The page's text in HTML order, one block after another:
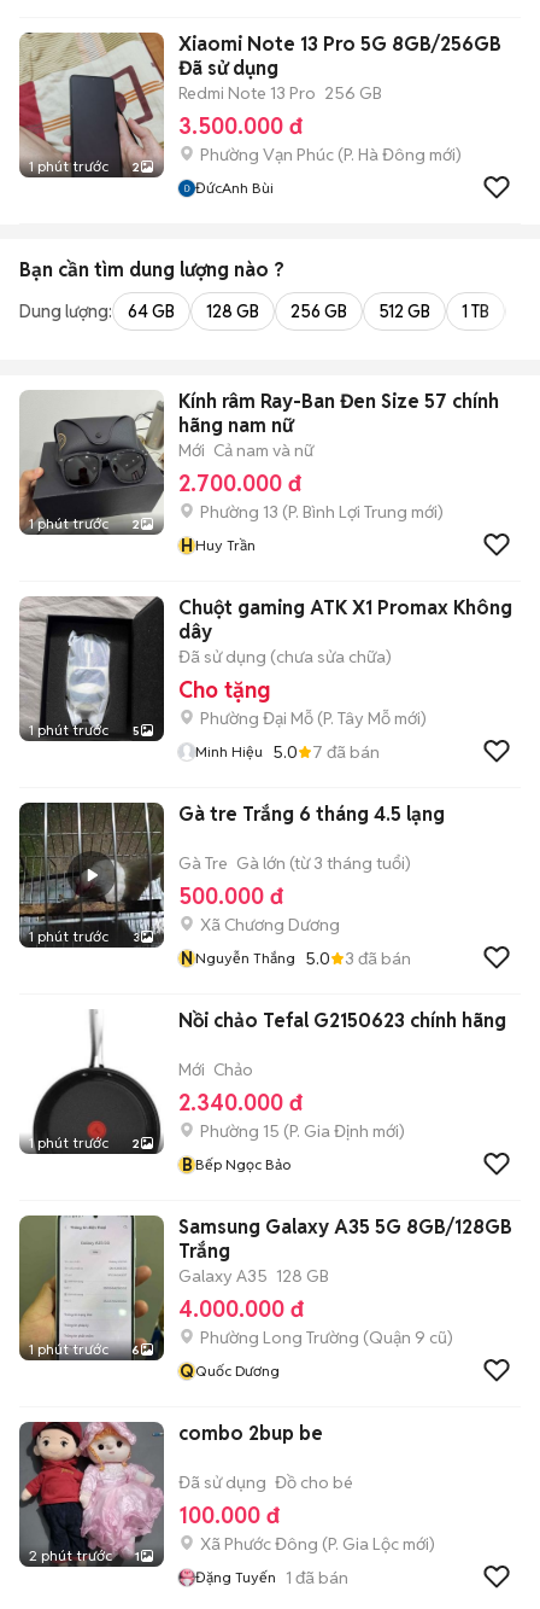
1 phút trước 2
Xiaomi Note 13 Pro 5G 8GB/256GB
Đã sử dụng
Redmi Note 13 Pro 256 GB
3.500.000 đ
Phường Vạn Phúc (P. Hà Đông mới)
ĐứcAnh Bùi
Bạn cần tìm dung lượng nào ?
Dung lượng: 64 GB 128 GB 256 GB 512 GB 1 TB
1 phút trước 2
Kính râm Ray-Ban Đen Size 57 chính
hãng nam nữ
Mới Cả nam và nữ
2.700.000 đ
Phường 13 (P. Bình Lợi Trung mới)
HHuy Trần
1 phút trước 5
Chuột gaming ATK X1 Promax Không
dây
Đã sử dụng (chưa sửa chữa)
Cho tặng
Phường Đại Mỗ (P. Tây Mỗ mới)
Minh Hiệu 5.0 7 đã bán
1 phút trước 3
Gà tre Trắng 6 tháng 4.5 lạng
Gà Tre Gà lớn (từ 3 tháng tuổi)
500.000 đ
Xã Chương Dương
NNguyễn Thắng 5.0 3 đã bán
1 phút trước 2
Nồi chảo Tefal G2150623 chính hãng
Mới Chảo
2.340.000 đ
Phường 15 (P. Gia Định mới)
BBếp Ngọc Bảo
1 phút trước 6
Samsung Galaxy A35 5G 8GB/128GB
Trắng
Galaxy A35 128 GB
4.000.000 đ
Phường Long Trường (Quận 9 cũ)
QQuốc Dương
2 phút trước 1
combo 2bup be
Đã sử dụng Đồ cho bé
100.000 đ
Xã Phước Đông (P. Gia Lộc mới)
Đặng Tuyến 1 đã bán